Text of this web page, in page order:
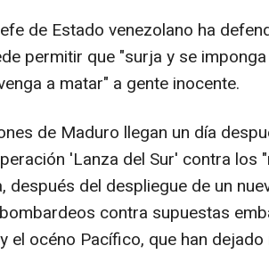
de Estado venezolano ha
permitir que "surja y se
a matar" a gente inocente.
de Maduro llegan un día
'Lanza del Sur' contra los
después del despliegue de un
contra supuestas
el océno Pacífico, que han